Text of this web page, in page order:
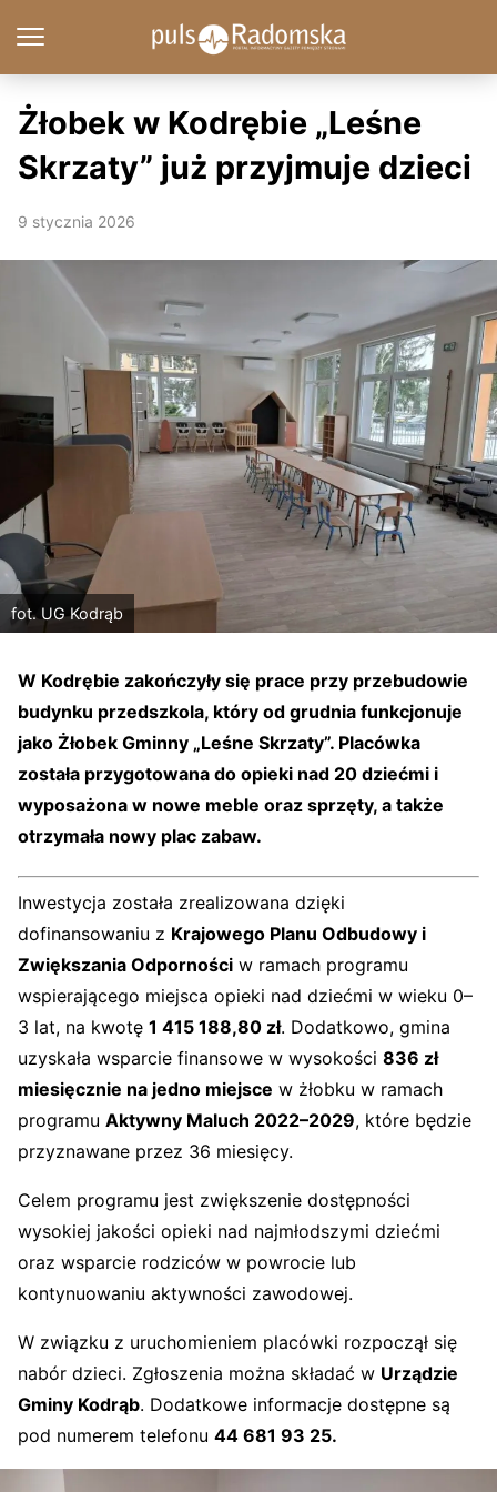
Żłobek w Kodrębie „Leśne
Skrzaty” już przyjmuje dzieci
9 stycznia 2026
fot. UG Kodrąb
W Kodrębie zakończyły się prace przy przebudowie
budynku przedszkola, który od grudnia funkcjonuje
jako Żłobek Gminny „Leśne Skrzaty”. Placówka
została przygotowana do opieki nad 20 dziećmi i
wyposażona w nowe meble oraz sprzęty, a także
otrzymała nowy plac zabaw.
Inwestycja została zrealizowana dzięki
dofinansowaniu z Krajowego Planu Odbudowy i
Zwiększania Odporności w ramach programu
wspierającego miejsca opieki nad dziećmi w wieku 0–
3 lat, na kwotę 1 415 188,80 zł. Dodatkowo, gmina
uzyskała wsparcie finansowe w wysokości 836 zł
miesięcznie na jedno miejsce w żłobku w ramach
programu Aktywny Maluch 2022–2029, które będzie
przyznawane przez 36 miesięcy.
Celem programu jest zwiększenie dostępności
wysokiej jakości opieki nad najmłodszymi dziećmi
oraz wsparcie rodziców w powrocie lub
kontynuowaniu aktywności zawodowej.
W związku z uruchomieniem placówki rozpoczął się
nabór dzieci. Zgłoszenia można składać w Urządzie
Gminy Kodrąb. Dodatkowe informacje dostępne są
pod numerem telefonu 44 681 93 25.